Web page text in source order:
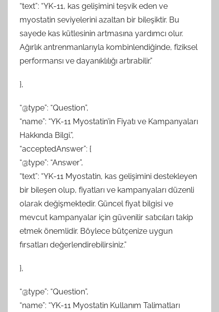
“text”: “YK-11, kas gelişimini teşvik eden ve
myostatin seviyelerini azaltan bir bileşiktir. Bu
sayede kas kütlesinin artmasına yardımcı olur.
Ağırlık antrenmanlarıyla kombinlendiğinde, fiziksel
performansı ve dayanıklılığı artırabilir.”
},
“@type”: “Question”,
“name”: “YK-11 Myostatin’in Fiyatı ve Kampanyaları
Hakkında Bilgi.”,
“acceptedAnswer”: {
“@type”: “Answer”,
“text”: “YK-11 Myostatin, kas gelişimini destekleyen
bir bileşen olup, fiyatları ve kampanyaları düzenli
olarak değişmektedir. Güncel fiyat bilgisi ve
mevcut kampanyalar için güvenilir satıcıları takip
etmek önemlidir. Böylece bütçenize uygun
fırsatları değerlendirebilirsiniz.”
},
“@type”: “Question”,
“name”: “YK-11 Myostatin Kullanım Talimatları